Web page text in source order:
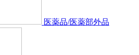
医薬品/医薬部外品